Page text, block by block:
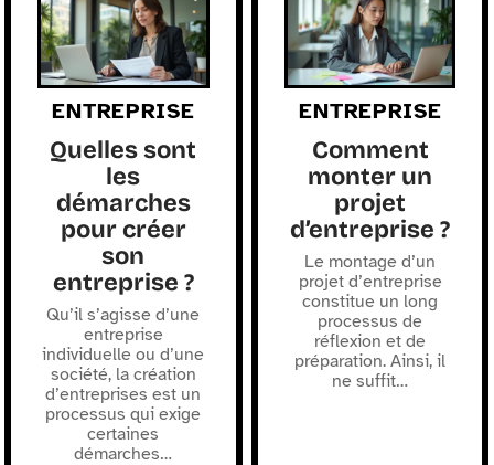
ENTREPRISE
Quelles sont
les
démarches
pour créer
son
entreprise ?
Qu’il s’agisse d’une
entreprise
individuelle ou d’une
société, la création
d’entreprises est un
processus qui exige
certaines
démarches…
ENTREPRISE
Comment
monter un
projet
d’entreprise ?
Le montage d’un
projet d’entreprise
constitue un long
processus de
réflexion et de
préparation. Ainsi, il
ne suffit…